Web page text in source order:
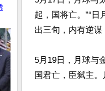
起，国将亡。”“
出三旬，内有逆谋
5月19日，月球与
国君亡，臣弑主